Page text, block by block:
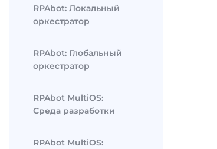
RPAbot: Локальный
оркестратор
RPAbot: Глобальный
оркестратор
RPAbot MultiOS:
Среда разработки
RPAbot MultiOS: